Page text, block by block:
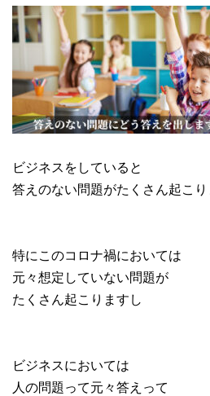
ビジネスをしていると
答えのない問題がたくさん起こり
特にこのコロナ禍においては
元々想定していない問題が
たくさん起こりますし
ビジネスにおいては
人の問題って元々答えって